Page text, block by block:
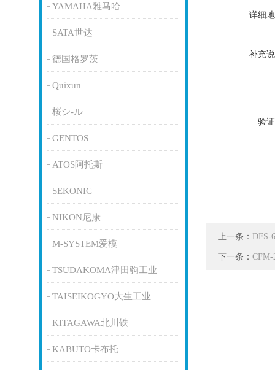
YAMAHA雅马哈
SATA世达
德国格罗茨
Quixun
桜シ-ル
GENTOS
ATOS阿托斯
SEKONIC
NIKON尼康
M-SYSTEM爱模
TSUDAKOMA津田驹工业
TAISEIKOGYO大生工业
KITAGAWA北川铁
KABUTO卡布托
详细
补充
验
上一条： DFS-
下一条：